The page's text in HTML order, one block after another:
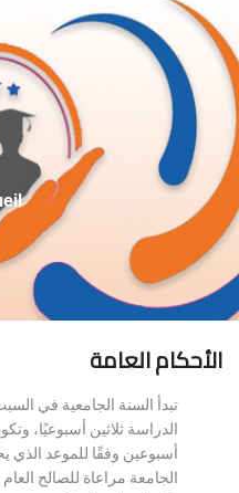
الأحكام العامة
تبدأ السنة الجامعية في
الدراسة ثلاثين أسبوعيًا،
أسبوعين وفقًا للموعد
الجامعة مراعاة للصالح العام